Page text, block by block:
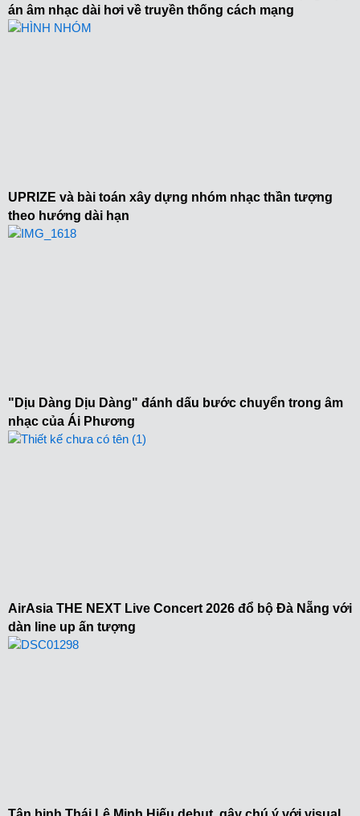
án âm nhạc dài hơi về truyền thống cách mạng
UPRIZE và bài toán xây dựng nhóm nhạc thần tượng
theo hướng dài hạn
"Dịu Dàng Dịu Dàng" đánh dấu bước chuyển trong âm
nhạc của Ái Phương
AirAsia THE NEXT Live Concert 2026 đổ bộ Đà Nẵng với
dàn line up ấn tượng